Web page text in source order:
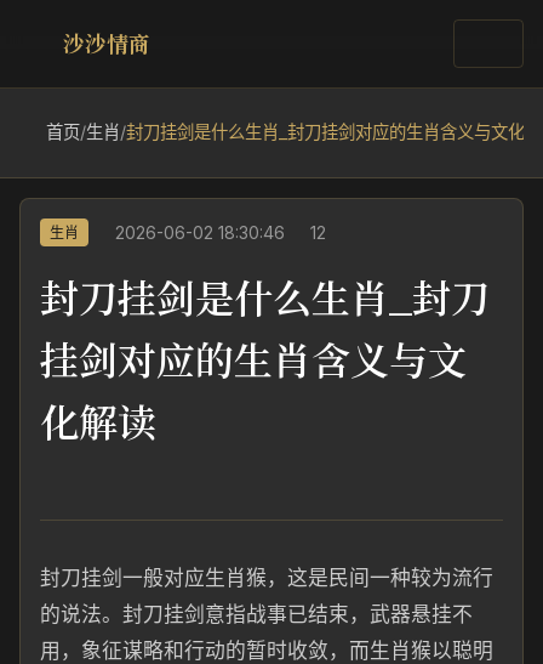
沙沙情商
首页/生肖/封刀挂剑是什么生肖_封刀挂剑对应的生肖含义与文化
生肖 2026-06-02 18:30:46 12
封刀挂剑是什么生肖_封刀
挂剑对应的生肖含义与文
化解读
封刀挂剑一般对应生肖猴，这是民间一种较为流行
的说法。封刀挂剑意指战事已结束，武器悬挂不
用，象征谋略和行动的暂时收敛，而生肖猴以聪明